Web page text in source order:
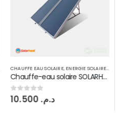
CHAUFFE EAU SOLAIRE,ENERGIE SOLAIRE THERMIQUE
0 sur 5 د.م.15.000